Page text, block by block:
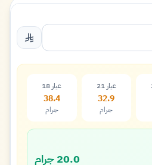
عيار 21
32.9
جرام
عيار 18
38.4
جرام
20.0 جرام